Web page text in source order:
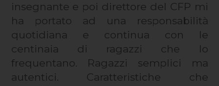
insegnante e poi direttore del CFP mi
ha portato ad una responsabilità
quotidiana e continua con le
centinaia di ragazzi che lo
frequentano. Ragazzi semplici ma
autentici. Caratteristiche che